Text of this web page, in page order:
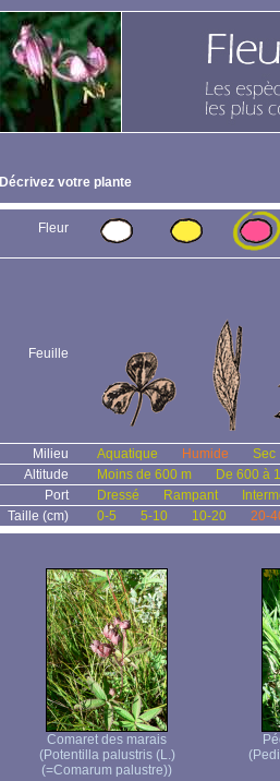
Décrivez votre plante
Fleur
Feuille
Milieu Aquatique Humide
Sec
Altitude
Moins de 600 m
De 600 à
Port
Dressé Rampant
Taille (cm)
0-5 5-10 10-20 20-
Comaret des marais
(Potentilla palustris (L.)
(=Comarum palustre))